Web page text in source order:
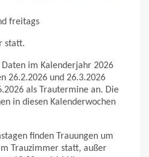
freitags
statt.
im Kalenderjahr 2026
26.2.2026 und 26.3.2026
als Trautermine an. Die
in diesen Kalenderwochen
finden Trauungen um
Trauzimmer statt, außer